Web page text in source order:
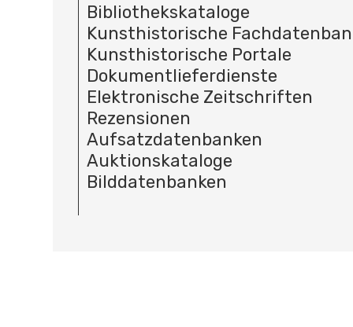
Bibliothekskataloge
Kunsthistorische
Kunsthistorische Portale
Dokumentlieferdienste
Elektronische Zeitschriften
Rezensionen
Aufsatzdatenbanken
Auktionskataloge
Bilddatenbanken